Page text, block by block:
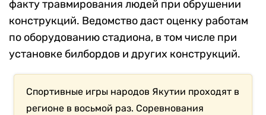
факту травмирования людей при обрушении
конструкций. Ведомство даст оценку работам
по оборудованию стадиона, в том числе при
установке билбордов и других конструкций.
Спортивные игры народов Якутии проходят в
регионе в восьмой раз. Соревнования